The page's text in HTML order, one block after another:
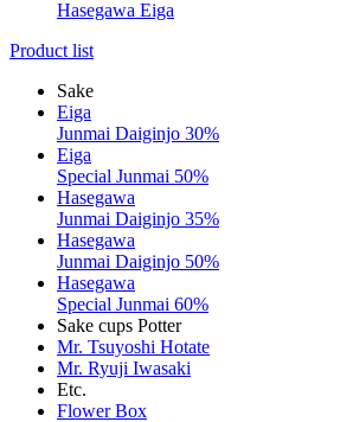
Hasegawa Eiga
Product list
Sake
Eiga
Junmai Daiginjo 30%
Eiga
Special Junmai 50%
Hasegawa
Junmai Daiginjo 35%
Hasegawa
Junmai Daiginjo 50%
Hasegawa
Special Junmai 60%
Sake cups Potter
Mr. Tsuyoshi Hotate
Mr. Ryuji Iwasaki
Etc.
Flower Box